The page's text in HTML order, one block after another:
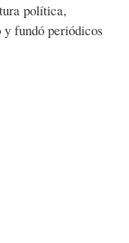
política,
fundó periódicos